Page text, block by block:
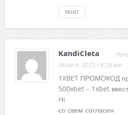
YANIT
KandiCleta
Nisan 6, 2025 / 8:28 am
1XBET ПРОМОКОД
500xbet – 1xbet
Hi
со свем согласен